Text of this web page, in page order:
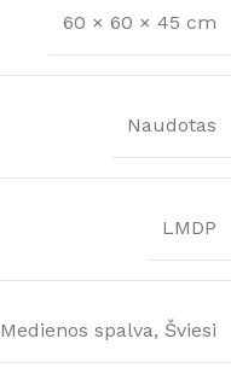
60 × 60 × 45 cm
Naudotas
LMDP
Medienos spalva, Šviesi